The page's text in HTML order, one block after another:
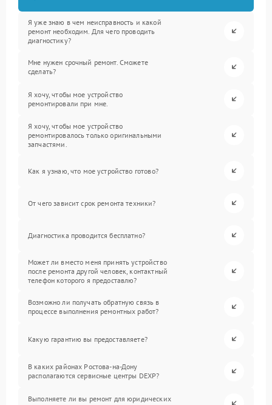
Я уже знаю в чем неисправность и какой
ремонт необходим. Для чего проводить
диагностику?
Мне нужен срочный ремонт. Сможете
сделать?
Я хочу, чтобы мое устройство
ремонтировали при мне.
Я хочу, чтобы мое устройство
ремонтировалось только оригинальными
запчастями.
Как я узнаю, что мое устройство готово?
От чего зависит срок ремонта техники?
Диагностика проводится бесплатно?
Может ли вместо меня принять устройство
после ремонта другой человек, контактный
телефон которого я предоставлю?
Возможно ли получать обратную связь в
процессе выполнения ремонтных работ?
Какую гарантию вы предоставляете?
В каких районах Ростова-на-Дону
располагаются сервисные центры DEXP?
Выполняете ли вы ремонт для юридических